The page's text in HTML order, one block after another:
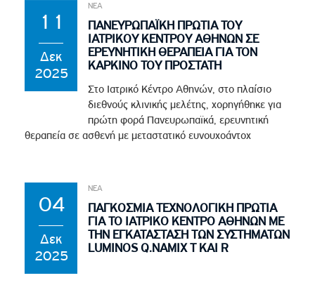
11
Δεκ
2025
ΝΕΑ
ΠΑΝΕΥΡΩΠΑΪΚΗ ΠΡΩΤΙΑ ΤΟΥ
ΙΑΤΡΙΚΟΥ ΚΕΝΤΡΟΥ ΑΘΗΝΩΝ ΣΕ
ΕΡΕΥΝΗΤΙΚΗ ΘΕΡΑΠΕΙΑ ΓΙΑ ΤΟΝ
ΚΑΡΚΙΝΟ ΤΟΥ ΠΡΟΣΤΑΤΗ
Στο Ιατρικό Κέντρο Αθηνών, στο πλαίσιο
διεθνούς κλινικής μελέτης, χορηγήθηκε για
πρώτη φορά Πανευρωπαϊκά, ερευνητική
θεραπεία σε ασθενή με μεταστατικό ευνουχοάντοχ
04
Δεκ
2025
ΝΕΑ
ΠΑΓΚΟΣΜΙΑ ΤΕΧΝΟΛΟΓΙΚΗ ΠΡΩΤΙΑ
ΓΙΑ ΤΟ ΙΑΤΡΙΚΟ ΚΕΝΤΡΟ ΑΘΗΝΩΝ ΜΕ
ΤΗΝ ΕΓΚΑΤΑΣΤΑΣΗ ΤΩΝ ΣΥΣΤΗΜΑΤΩΝ
LUMINOS Q.NAMIX T ΚΑΙ R